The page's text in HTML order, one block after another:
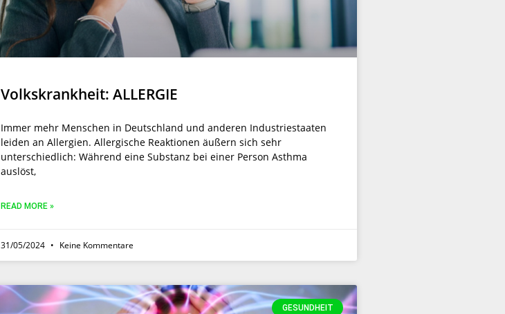
Volkskrankheit: ALLERGIE
Immer mehr Menschen in Deutschland und anderen Industriestaaten
leiden an Allergien. Allergische Reaktionen äußern sich sehr
unterschiedlich: Während eine Substanz bei einer Person Asthma
auslöst,
READ MORE »
31/05/2024 Keine Kommentare
GESUNDHEIT